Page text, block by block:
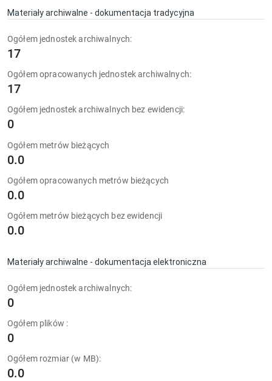
Materiały archiwalne - dokumentacja tradycyjna
Ogółem jednostek archiwalnych:
17
Ogółem opracowanych jednostek archiwalnych:
17
Ogółem jednostek archiwalnych bez ewidencji:
0
Ogółem metrów bieżących
0.0
Ogółem opracowanych metrów bieżących
0.0
Ogółem metrów bieżących bez ewidencji
0.0
Materiały archiwalne - dokumentacja elektroniczna
Ogółem jednostek archiwalnych:
0
Ogółem plików :
0
Ogółem rozmiar (w MB):
0.0